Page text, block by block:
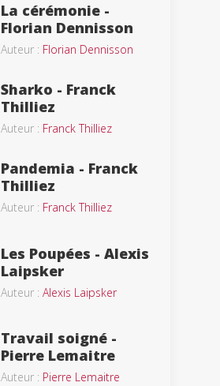
La cérémonie -
Florian Dennisson
Auteur : Florian Dennisson
Sharko - Franck
Thilliez
Auteur : Franck Thilliez
Pandemia - Franck
Thilliez
Auteur : Franck Thilliez
Les Poupées - Alexis
Laipsker
Auteur : Alexis Laipsker
Travail soigné -
Pierre Lemaitre
Auteur : Pierre Lemaitre